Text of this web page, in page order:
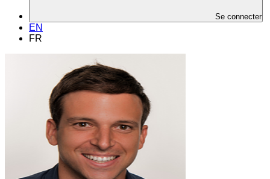
Se connecter
EN
FR